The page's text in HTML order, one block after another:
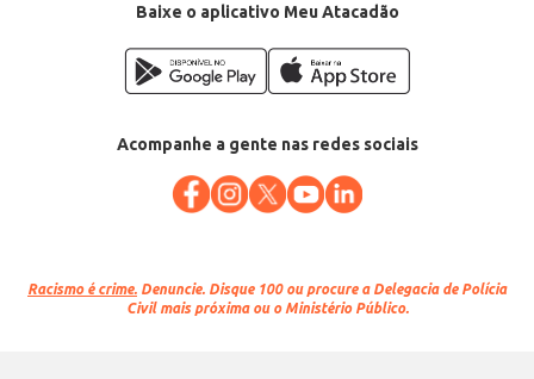
Baixe o aplicativo Meu Atacadão
Acompanhe a gente nas redes sociais
Racismo é crime. Denuncie. Disque 100 ou procure a Delegacia de Polícia
Civil mais próxima ou o Ministério Público.